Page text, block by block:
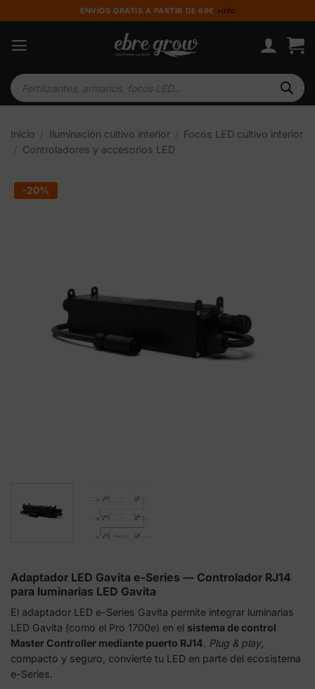
al
contenido
ENVÍOS GRATIS A PARTIR DE 69€ +info
Búsqueda
de
productos
Inicio Iluminación cultivo interior
Focos LED cultivo interior
Controladores y accesorios LED
-20%
Adaptador LED Gavita e-Series — Controlador RJ14
para luminarias LED Gavita
El adaptador LED e-Series Gavita permite integrar luminarias
LED Gavita (como el Pro 1700e) en el sistema de control
Master Controller mediante puerto RJ14. Plug & play,
compacto y seguro, convierte tu LED en parte del ecosistema
e-Series.